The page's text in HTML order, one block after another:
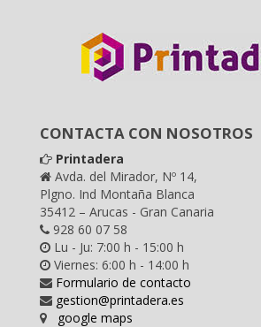
CONTACTA CON NOSOTROS
Printadera
Avda. del Mirador, Nº 14,
Plgno. Ind Montaña Blanca
35412 – Arucas - Gran Canaria
928 60 07 58
Lu - Ju: 7:00 h - 15:00 h
Viernes: 6:00 h - 14:00 h
Formulario de contacto
gestion@printadera.es
google maps